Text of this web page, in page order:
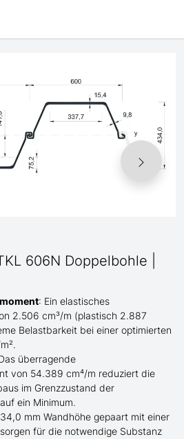
606N Doppelbohle |
: Ein elastisches
2.506 cm³/m (plastisch 2.887
Belastbarkeit bei einer optimierten
überragende
von 54.389 cm⁴/m reduziert die
im Grenzzustand der
ein Minimum.
mm Wandhöhe gepaart mit einer
für die notwendige Substanz